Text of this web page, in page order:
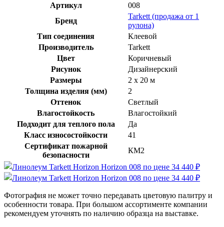
Артикул
008
Бренд
Tarkett (продажа от 1
рулона)
Тип соединения
Клеевой
Производитель
Tarkett
Цвет
Коричневый
Рисунок
Дизайнерский
Размеры
2 x 20 м
Толщина изделия (мм)
2
Оттенок
Светлый
Влагостойкость
Влагостойкий
Подходит для теплого пола
Да
Класс износостойкости
41
Сертификат пожарной
безопасности
КМ2
Фотография не может точно передавать цветовую палитру и
особенности товара. При большом ассортименте компании
рекомендуем уточнять по наличию образца на выставке.